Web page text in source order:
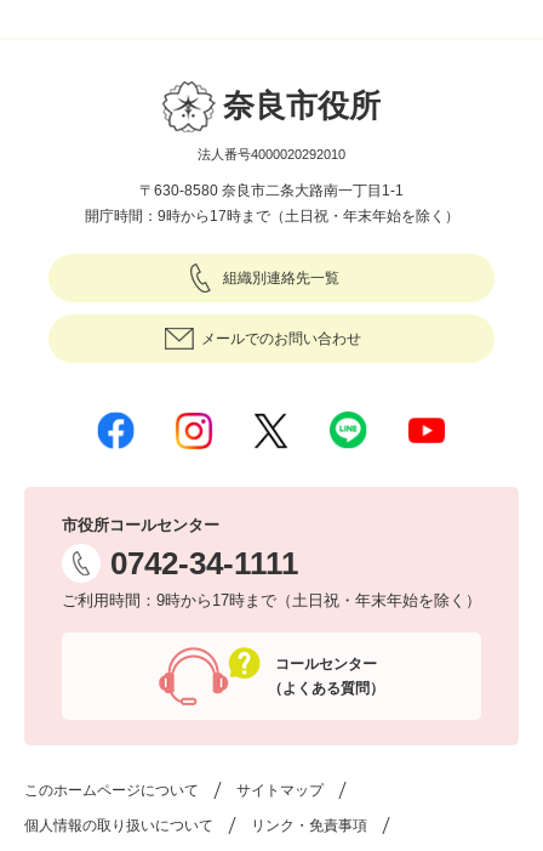
奈良市役所
法人番号4000020292010
〒630-8580 奈良市二条大路南一丁目1-1
開庁時間：9時から17時まで（土日祝・年末年始を除く）
組織別連絡先一覧
メールでのお問い合わせ
市役所コールセンター
0742-34-1111
ご利用時間：9時から17時まで（土日祝・年末年始を除く）
コールセンター
（よくある質問）
このホームページについて サイトマップ
個人情報の取り扱いについて リンク・免責事項